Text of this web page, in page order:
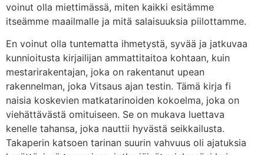
voinut olla miettimässä, miten kaikki esitämme
itseämme maailmalle ja mitä salaisuuksia piilottamme.
En voinut olla tuntematta ihmetystä, syvää ja jatkuvaa
kunnioitusta kirjailijan ammattitaitoa kohtaan, kuin
mestarirakentajan, joka on rakentanut upean
rakennelman, joka Vitsaus ajan testin. Tämä kirja fi
naisia koskevien matkatarinoiden kokoelma, joka on
viehättävästä omituiseen. Se on mukava luettava
kenelle tahansa, joka nauttii hyvästä seikkailusta.
Takaperin katsoen tarinan suurin vahvuus oli ajatuksia